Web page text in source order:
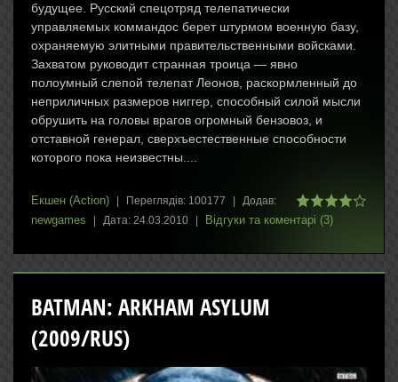
будущее. Русский спецотряд телепатически
управляемых коммандос берет штурмом военную базу,
охраняемую элитными правительственными войсками.
Захватом руководит странная троица — явно
полоумный слепой телепат Леонов, раскормленный до
неприличных размеров ниггер, способный силой мысли
обрушить на головы врагов огромный бензовоз, и
отставной генерал, сверхъестественные способности
которого пока неизвестны....
Екшен (Action) Переглядів: 100177 Додав:
newgames Дата: 24.03.2010 Відгуки та коментарі (3)
BATMAN: ARKHAM ASYLUM
(2009/RUS)